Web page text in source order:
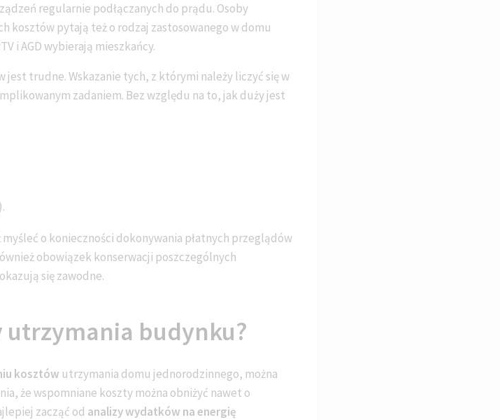
regularnie podłączanych do prądu. Osoby
kosztów pytają też o rodzaj zastosowanego w domu
i AGD wybierają mieszkańcy.
jest trudne. Wskazanie tych, z którymi należy liczyć się w
zadaniem. Bez względu na to, jak duży jest
o konieczności dokonywania płatnych przeglądów
obowiązek konserwacji poszczególnych
się zawodne.
utrzymania budynku?
kosztów utrzymania domu jednorodzinnego, można
że wspomniane koszty można obniżyć nawet o
zacząć od analizy wydatków na energię